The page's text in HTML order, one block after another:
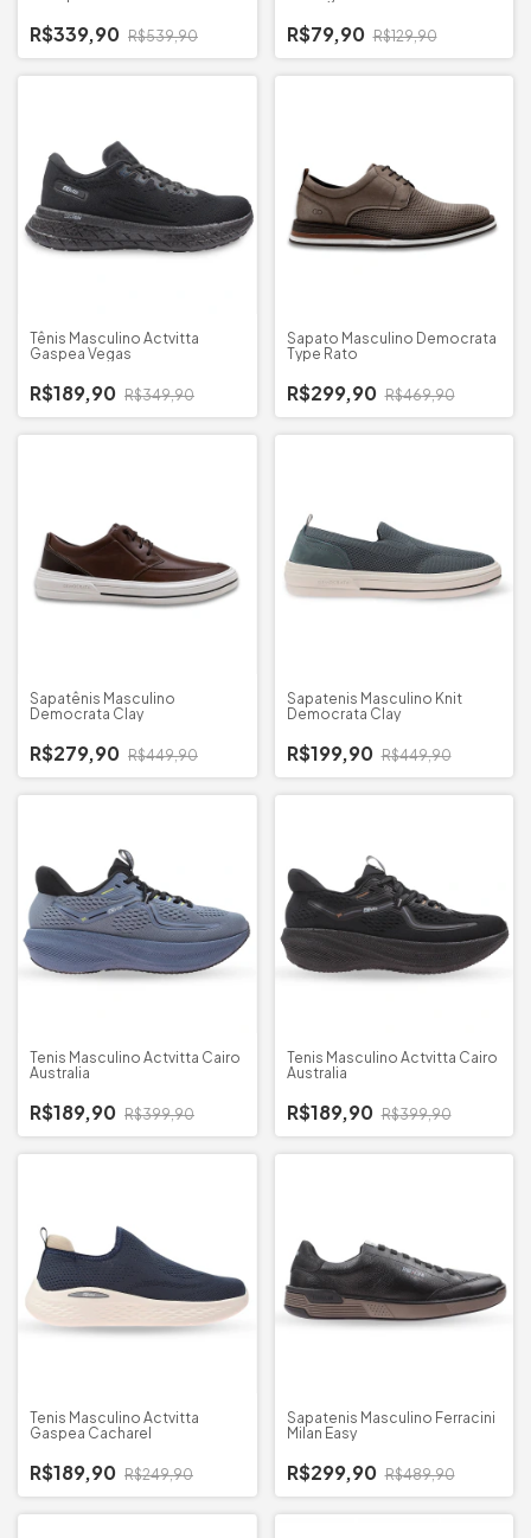
R$339,90 R$539,90 R$79,90 R$129,90
Tênis Masculino Actvitta
Gaspea Vegas
R$189,90 R$349,90
Sapato Masculino Democrata
Type Rato
R$299,90 R$469,90
Sapatênis Masculino
Democrata Clay
R$279,90 R$449,90
Sapatenis Masculino Knit
Democrata Clay
R$199,90 R$449,90
Tenis Masculino Actvitta Cairo
Australia
R$189,90 R$399,90
Tenis Masculino Actvitta Cairo
Australia
R$189,90 R$399,90
Tenis Masculino Actvitta
Gaspea Cacharel
R$189,90 R$249,90
Sapatenis Masculino Ferracini
Milan Easy
R$299,90 R$489,90